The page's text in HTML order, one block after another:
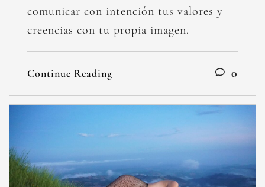
comunicar con intención tus valores y
creencias con tu propia imagen.
Continue Reading 0